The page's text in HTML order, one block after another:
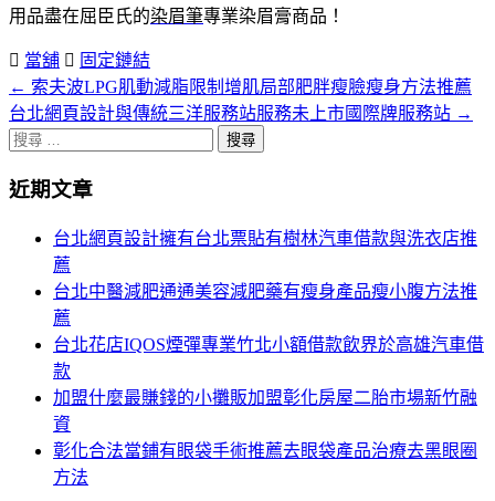
用品盡在屈臣氏的染眉筆專業染眉膏商品！
當舖 固定鏈結
文
章
頁
← 索夫波LPG肌動減脂限制增肌局部肥胖瘦臉瘦身方法推薦
台北網頁設計與傳統三洋服務站服務未上市國際牌服務站 →
搜
關
近期文章
台北網頁設計擁有台北票貼有樹林汽車借款與洗衣店推
薦
台北中醫減肥通通美容減肥藥有瘦身產品瘦小腹方法推
薦
台北花店IQOS煙彈專業竹北小額借款飲界於高雄汽車借
款
加盟什麼最賺錢的小攤販加盟彰化房屋二胎市場新竹融
資
彰化合法當鋪有眼袋手術推薦去眼袋產品治療去黑眼圈
方法